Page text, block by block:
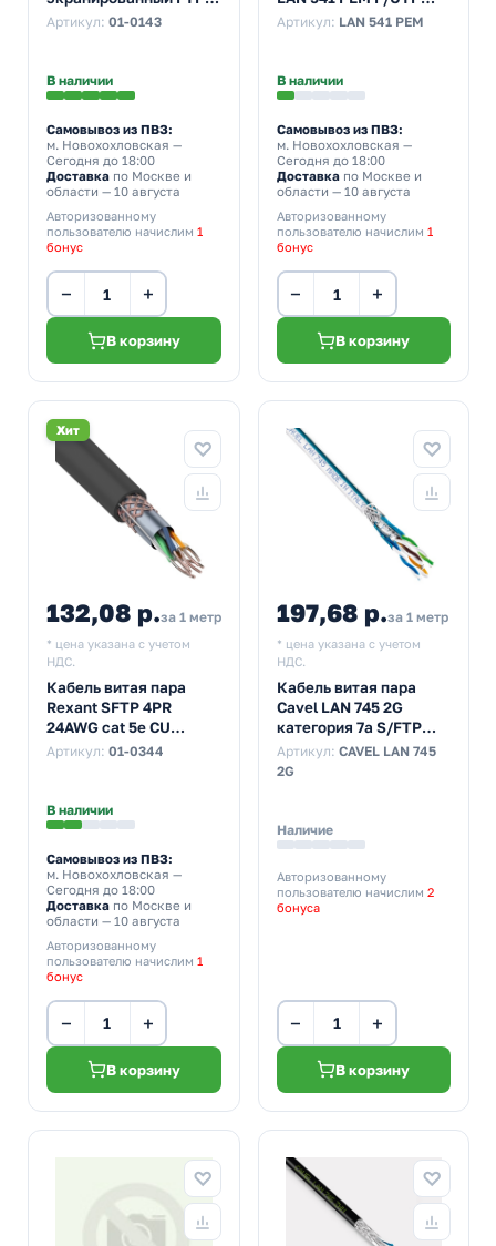
4PR 24AWG cat 5e CU
интернета)
Артикул: 01-0143
В наличии
Самовывоз из ПВЗ:
м. Новохохловская —
Сегодня до 18:00
Доставка по Москве и
области — 10 августа
Авторизованному
пользователю начислим 1
бонус
− +
В корзину
4х2хAWG24 cat 5e
интернета)
Артикул: LAN 541 PEM
В наличии
Самовывоз из ПВЗ:
м. Новохохловская —
Сегодня до 18:00
Доставкапо Москве и
области — 10 августа
Авторизованному
пользователю начислим 1
бонус
− +
В корзину
Хит
132,08 р.за 1 метр
* цена указана с учетом
НДС.
Кабель витая пара
Rexant SFTP 4PR
24AWG cat 5e CU
outdoor/уличный
Артикул: 01-0344
В наличии
Самовывоз из ПВЗ:
м. Новохохловская —
Сегодня до 18:00
Доставка по Москве и
области — 10 августа
Авторизованному
пользователю начислим 1
бонус
− +
В корзину
197,68 р.за 1 метр
* цена указана с учетом
НДС.
Кабель витая пара
Cavel LAN 745 2G
категория 7a S/FTP
(4x2x AWG23/1) [бухта
200м] (провод для
Артикул: CAVEL LAN 745
2G
Наличие
Авторизованному
пользователю начислим 2
бонуса
− +
В корзину